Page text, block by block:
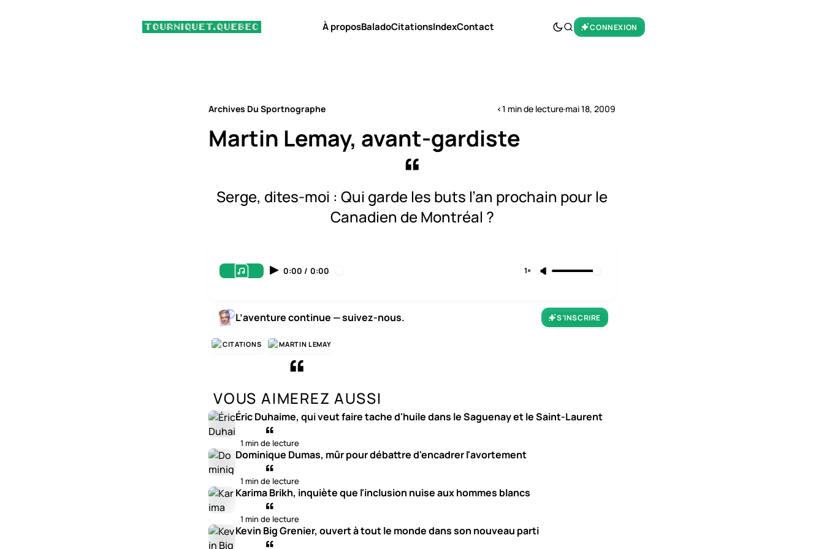
À proposBaladoCitationsIndexContact CONNEXION
Archives Du Sportnographe <1 min de lecture·mai 18, 2009
Martin Lemay, avant-gardiste
Serge, dites-moi : Qui garde les buts l’an prochain pour le
Canadien de Montréal ?
0:00 / 0:00 1×
L’aventure continue — suivez-nous. S’INSCRIRE
CITATIONS MARTIN LEMAY
VOUS AIMEREZ AUSSI
Éric Duhaime, qui veut faire tache d'huile dans le Saguenay et le Saint-Laurent
1 min de lecture
Dominique Dumas, mûr pour débattre d'encadrer l'avortement
1 min de lecture
Karima Brikh, inquiète que l'inclusion nuise aux hommes blancs
1 min de lecture
Kevin Big Grenier, ouvert à tout le monde dans son nouveau parti